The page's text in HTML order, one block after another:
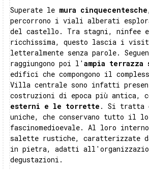
Superate le mura cinquecentesche
percorrono i viali alberati
del castello. Tra stagni, ninfee
ricchissima, questo lascia i
letteralmente senza parole.
raggiungono poi l' ampia terrazza
edifici che compongono il
Villa centrale sono infatti
costruzioni di epoca più antica,
esterni e le torrette . Si tratta
uniche, che conservano tutto il
fascinomedioevale. Al loro
salette rustiche, caratterizzate
in pietra, adatti
degustazioni.